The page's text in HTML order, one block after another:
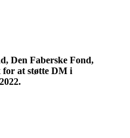
Den Faberske Fond,
for at støtte DM i